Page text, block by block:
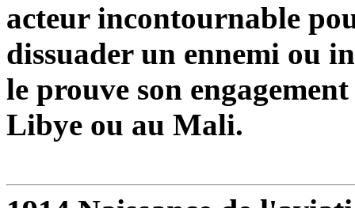
acteur incontournable
dissuader un ennemi ou
le prouve son
Libye ou au Mali.